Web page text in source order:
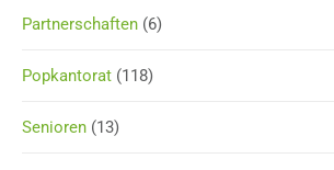
Partnerschaften (6)
Popkantorat (118)
Senioren (13)